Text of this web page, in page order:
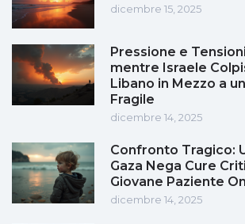
dicembre 15, 2025
Pressione e
mentre Israele
Libano in Mezzo a
Fragile
dicembre 14, 2025
Confronto Tragico:
Gaza Nega Cure
Giovane Paziente
dicembre 14, 2025